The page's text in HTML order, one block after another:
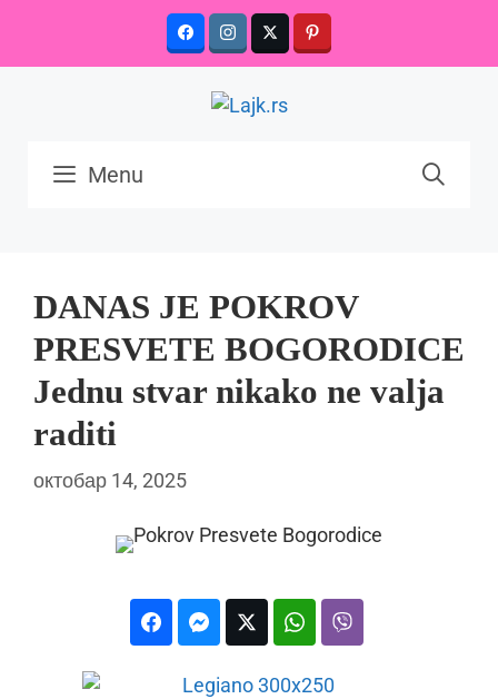
content
Menu
DANAS JE POKROV
PRESVETE BOGORODICE
Jednu stvar nikako ne valja
raditi
октобар 14, 2025